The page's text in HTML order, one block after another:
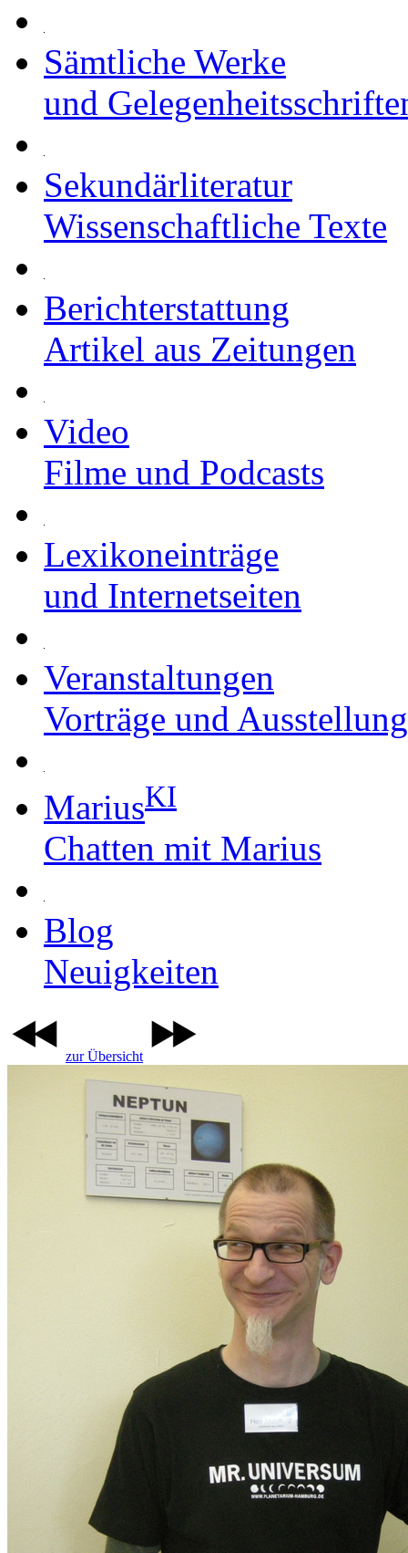
Sämtliche Werke
und
Sekundärliteratur
Wissenschaftliche Texte
Berichterstattung
Artikel aus Zeitungen
Video
Filme und Podcasts
Lexikoneinträge
und Internetseiten
Veranstaltungen
Vorträge und
MariusKI
Chatten mit Marius
Blog
Neuigkeiten
zur Übersicht